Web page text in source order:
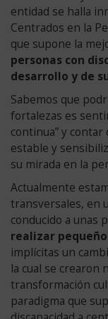
Orgánica
de
Educación
(LOE).
2008
España
ratifica
la
Convención
de
Derechos
de
las
Personas
con
Discapacidad.
2008
ASPAU
2000
ADISTO
entidad se halla
Centrados en la
que supone la
personas con
desarrollo y de
Sabemos que
fortalezas es
continua” y
estable y
su mirada en la
Actualmente
transversales, en
conducido a unas
realizar
implícitas un
la cual se crearon
transformación
paradigma que